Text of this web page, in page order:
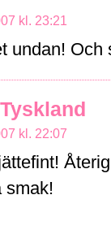
kl. 23:21
undan!
kl. 22:07
smak!